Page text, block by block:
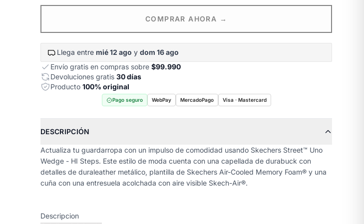
COMPRAR AHORA →
Llega entre mié 12 ago y dom 16 ago
Envío gratis en compras sobre $99.990
Devoluciones gratis 30 días
Producto 100% original
Pago seguro WebPay MercadoPago Visa · Mastercard
DESCRIPCIÓN
Actualiza tu guardarropa con un impulso de comodidad usando Skechers Street™ Uno
Wedge - HI Steps. Este estilo de moda cuenta con una capellada de durabuck con
detalles de duraleather metálico, plantilla de Skechers Air-Cooled Memory Foam® y una
cuña con una entresuela acolchada con aire visible Skech-Air®.
Descripcion